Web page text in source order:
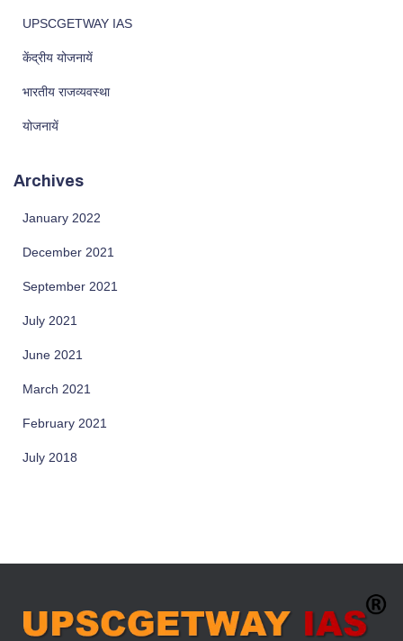
UPSCGETWAY IAS
केंद्रीय योजनायें
भारतीय राजव्यवस्था
योजनायें
Archives
January 2022
December 2021
September 2021
July 2021
June 2021
March 2021
February 2021
July 2018